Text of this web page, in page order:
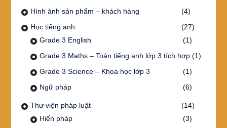
Hình ảnh sản phẩm – khách hàng
(4)
Học tiếng anh
(27)
Grade 3 English
(1)
Grade 3 Maths – Toán tiếng anh lớp 3 tích hợp(1)
Grade 3 Science – Khoa học lớp 3
(1)
Ngữ pháp
(6)
Thư viện pháp luật
(14)
Hiến pháp
(3)